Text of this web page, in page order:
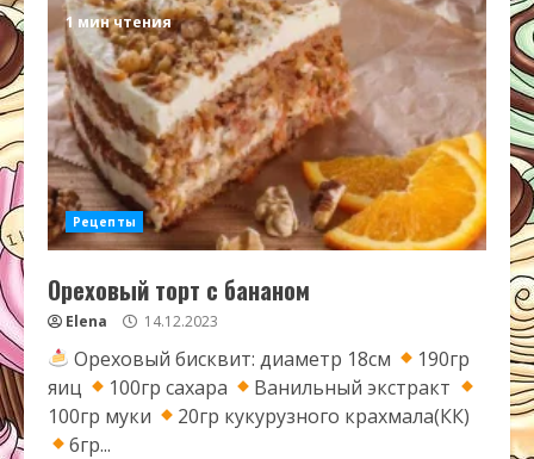
1 мин чтения
Рецепты
Ореховый торт с бананом
Elena 14.12.2023
Ореховый бисквит: диаметр 18см
190гр
яиц
100гр сахара
Ванильный экстракт
100гр муки
20гр кукурузного крахмала(КК)
6гр...